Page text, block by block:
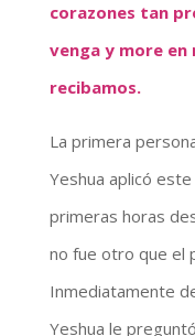
corazones tan
venga y more
recibamos.
La primera
Yeshua aplicó
primeras horas
no fue otro que el
Inmediatamente
Yeshua le